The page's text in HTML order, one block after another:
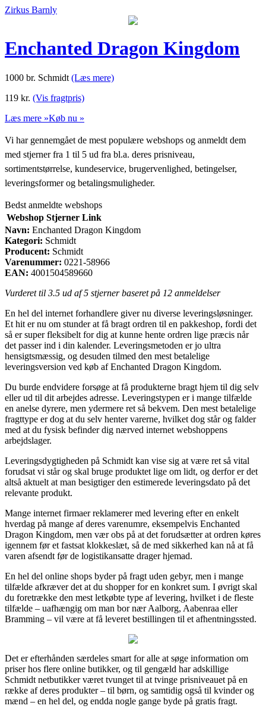
Zirkus Barnly
Enchanted Dragon Kingdom
1000 br. Schmidt (Læs mere)
119 kr. (Vis fragtpris)
Læs mere »Køb nu »
Vi har gennemgået de mest populære webshops og anmeldt dem
med stjerner fra 1 til 5 ud fra bl.a. deres prisniveau,
sortimentstørrelse, kundeservice, brugervenlighed, betingelser,
leveringsformer og betalingsmuligheder.
Bedst anmeldte webshops
Webshop Stjerner Link
Navn: Enchanted Dragon Kingdom
Kategori: Schmidt
Producent: Schmidt
Varenummer: 0221-58966
EAN: 4001504589660
Vurderet til 3.5 ud af 5 stjerner baseret på 12 anmeldelser
En hel del internet forhandlere giver nu diverse leveringsløsninger.
Et hit er nu om stunder at få bragt ordren til en pakkeshop, fordi det
så er super fleksibelt for dig at kunne hente ordren lige præcis når
det passer ind i din kalender. Leveringsmetoden er jo ultra
hensigtsmæssig, og desuden tilmed den mest betalelige
leveringsversion ved køb af Enchanted Dragon Kingdom.
Du burde endvidere forsøge at få produkterne bragt hjem til dig selv
eller ud til dit arbejdes adresse. Leveringstypen er i mange tilfælde
en anelse dyrere, men ydermere ret så bekvem. Den mest betalelige
fragttype er dog at du selv henter varerne, hvilket dog står og falder
med at du fysisk befinder dig nærved internet webshoppens
arbejdslager.
Leveringsdygtigheden på Schmidt kan vise sig at være ret så vital
forudsat vi står og skal bruge produktet lige om lidt, og derfor er det
altså aktuelt at man besigtiger den estimerede leveringsdato på det
relevante produkt.
Mange internet firmaer reklamerer med levering efter en enkelt
hverdag på mange af deres varenumre, eksempelvis Enchanted
Dragon Kingdom, men vær obs på at det forudsætter at ordren køres
igennem før et fastsat klokkeslæt, så de med sikkerhed kan nå at få
varen afsendt før de logistikansatte drager hjemad.
En hel del online shops byder på fragt uden gebyr, men i mange
tilfælde afkræver det at du shopper for en konkret sum. I øvrigt skal
du foretrække den mest letkøbte type af levering, hvilket i de fleste
tilfælde – uafhængig om man bor nær Aalborg, Aabenraa eller
Bramming – vil være at få leveret bestillingen til et afhentningssted.
Det er efterhånden særdeles smart for alle at søge information om
priser hos flere online butikker, og til gengæld har adskillige
Schmidt netbutikker været tvunget til at tvinge prisniveauet på en
række af deres produkter – til børn, og samtidig også til kvinder og
mænd – en hel del, og endda nogle gange byde på gratis fragt.